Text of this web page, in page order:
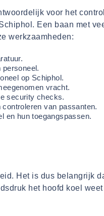
voor het
Een baan met
werkzaamheden:
op Schiphol.
vracht.
security checks.
van passanten.
en hun toegangspassen.
Het is dus belangrijk
het hoofd koel